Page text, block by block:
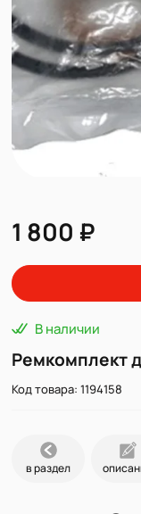
1 800 ₽
В наличии
Ремкомплект
Код товара: 1194158
в раздел